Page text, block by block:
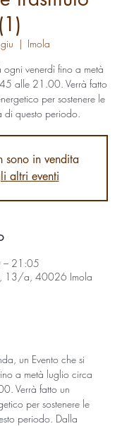
(1)
  |
Imola
ogni venerdì fino a metà
alle 21.00. Verrà fatto
per sostenere le
di questo periodo.
sono in vendita
altri eventi
– 21:05
13/a, 40026 Imola
un Evento che si
a metà luglio circa
Verrà fatto un
per sostenere le
periodo. Dalla